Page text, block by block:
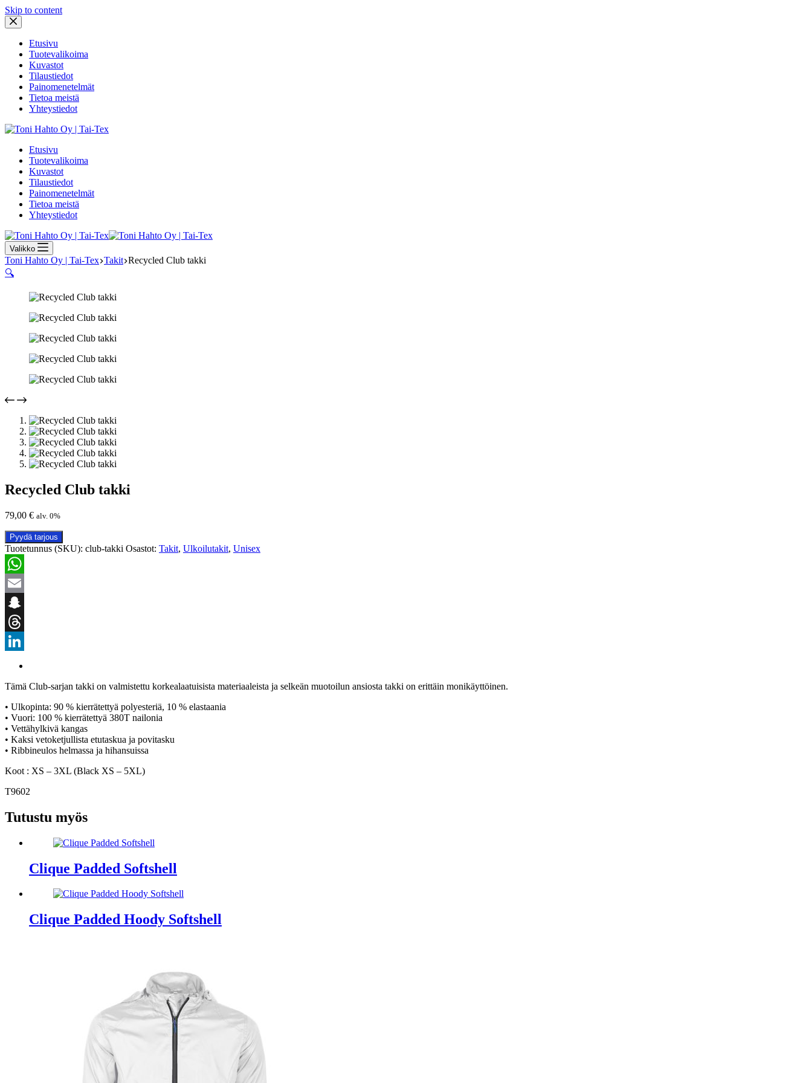
Skip to content
Etusivu
Tuotevalikoima
Kuvastot
Tilaustiedot
Painomenetelmät
Tietoa meistä
Yhteystiedot
Etusivu
Tuotevalikoima
Kuvastot
Tilaustiedot
Painomenetelmät
Tietoa meistä
Yhteystiedot
Valikko
Toni Hahto Oy | Tai-Tex Takit Recycled Club takki
🔍
Recycled Club takki
79,00 € alv. 0%
Pyydä tarjous
Tuotetunnus (SKU): club-takki Osastot: Takit, Ulkoilutakit, Unisex
WhatsApp
Email
Snapchat
Threads
Tämä Club-sarjan takki on valmistettu korkealaatuisista materiaaleista ja selkeän muotoilun ansiosta takki on erittäin monikäyttöinen.
• Ulkopinta: 90 % kierrätettyä polyesteriä, 10 % elastaania
• Vuori: 100 % kierrätettyä 380T nailonia
• Vettähylkivä kangas
• Kaksi vetoketjullista etutaskua ja povitasku
• Ribbineulos helmassa ja hihansuissa
Koot : XS – 3XL (Black XS – 5XL)
T9602
Tutustu myös
Clique Padded Softshell
Clique Padded Hoody Softshell